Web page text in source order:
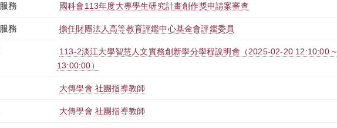
務 國科會113年度大專學生研究計畫創作獎申請案審查
務 擔任財團法人高等教育評鑑中心基金會評鑑委員
113-2淡江大學智慧人文實務創新學分學程說明會（2025-02-20 12:10:00 ~
13:00:00）
大傳學會 社團指導教師
大傳學會 社團指導教師